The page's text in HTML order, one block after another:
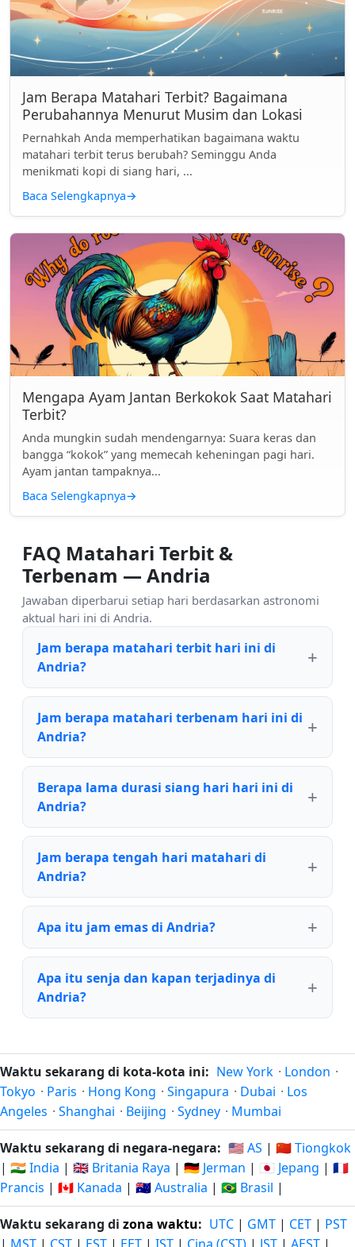
Jam Berapa Matahari Terbit? Bagaimana
Perubahannya Menurut Musim dan Lokasi
Pernahkah Anda memperhatikan bagaimana waktu
matahari terbit terus berubah? Seminggu Anda
menikmati kopi di siang hari, ...
Baca Selengkapnya→
Mengapa Ayam Jantan Berkokok Saat Matahari
Terbit?
Anda mungkin sudah mendengarnya: Suara keras dan
bangga “kokok” yang memecah keheningan pagi hari.
Ayam jantan tampaknya...
Baca Selengkapnya→
FAQ Matahari Terbit &
Terbenam — Andria
Jawaban diperbarui setiap hari berdasarkan astronomi
aktual hari ini di Andria.
Jam berapa matahari terbit hari ini di
Andria?
Jam berapa matahari terbenam hari ini di
Andria?
Berapa lama durasi siang hari hari ini di
Andria?
Jam berapa tengah hari matahari di
Andria?
Apa itu jam emas di Andria?
Apa itu senja dan kapan terjadinya di
Andria?
Waktu sekarang di kota-kota ini: New York · London ·
Tokyo · Paris · Hong Kong · Singapura · Dubai · Los
Angeles · Shanghai · Beijing · Sydney · Mumbai
Waktu sekarang di negara-negara: 🇺🇸 AS | 🇨🇳 Tiongkok
| 🇮🇳 India | 🇬🇧 Britania Raya | 🇩🇪 Jerman | 🇯🇵 Jepang | 🇫🇷
Prancis | 🇨🇦 Kanada | 🇦🇺 Australia | 🇧🇷 Brasil |
Waktu sekarang di zona waktu: UTC | GMT | CET | PST